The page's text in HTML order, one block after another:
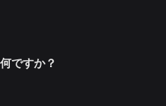
ですか？